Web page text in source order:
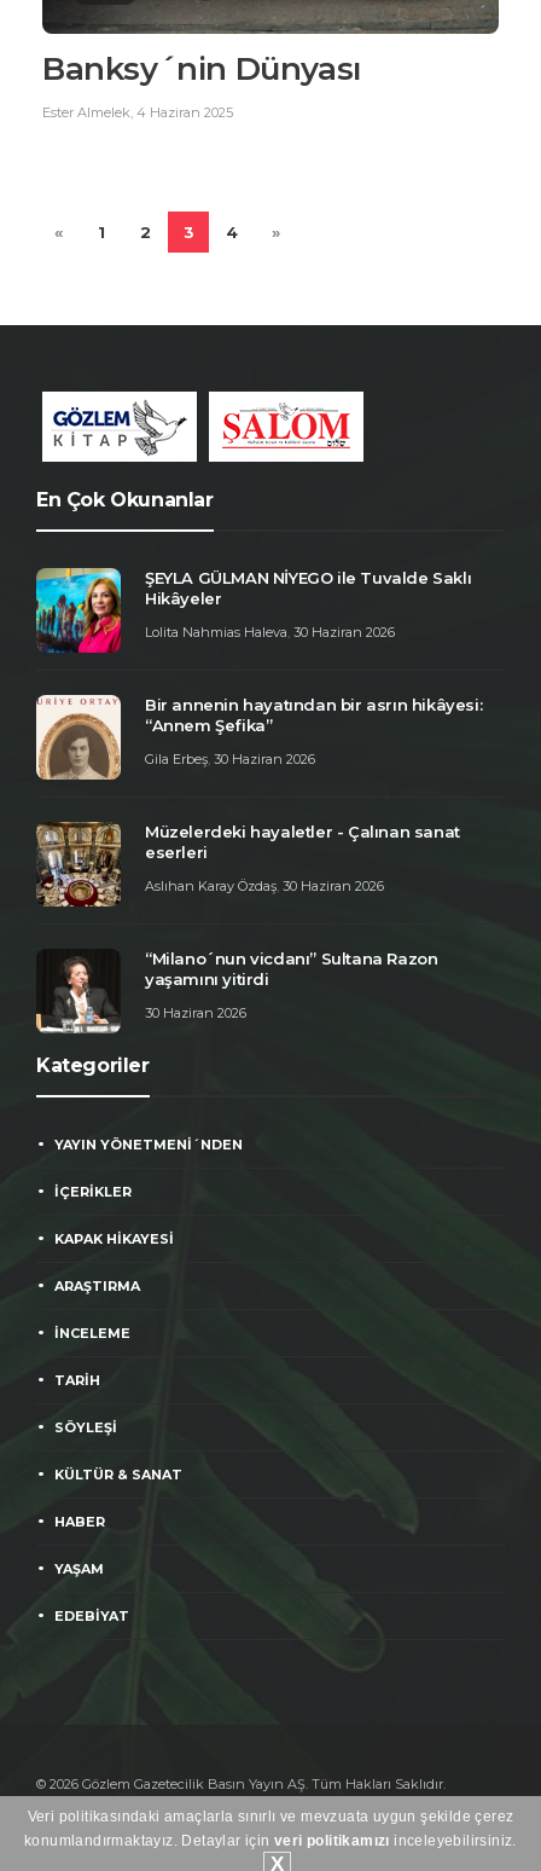
Veri politikasındaki amaçlarla sınırlı ve mevzuata uygun şekilde çerez
konumlandırmaktayız. Detaylar içinveri politikamızı inceleyebilirsiniz.
X
Banksy´nin Dünyası
Ester Almelek 4 Haziran 2025
« 1 2 3 4 »
En Çok Okunanlar
ŞEYLA GÜLMAN NİYEGO ile Tuvalde Saklı
Hikâyeler
Lolita Nahmias Haleva 30 Haziran 2026
Bir annenin hayatından bir asrın hikâyesi:
“Annem Şefika”
Gila Erbeş 30 Haziran 2026
Müzelerdeki hayaletler - Çalınan sanat
eserleri
Aslıhan Karay Özdaş 30 Haziran 2026
“Milano´nun vicdanı” Sultana Razon
yaşamını yitirdi
30 Haziran 2026
Kategoriler
YAYIN YÖNETMENİ´NDEN
İÇERİKLER
KAPAK HİKAYESİ
ARAŞTIRMA
İNCELEME
TARİH
SÖYLEŞİ
KÜLTÜR & SANAT
HABER
YAŞAM
EDEBİYAT
© 2026 Gözlem Gazetecilik Basın Yayın AŞ. Tüm Hakları Saklıdır.
Heweso